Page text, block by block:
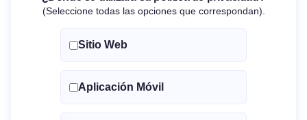
(Seleccione todas las opciones que correspondan).
Sitio Web
Aplicación Móvil